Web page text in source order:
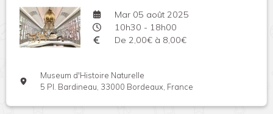
Mar 05 août 2025
10h30 - 18h00
De 2,00€ à 8,00€
Museum d'Histoire Naturelle
5 Pl. Bardineau, 33000 Bordeaux, France